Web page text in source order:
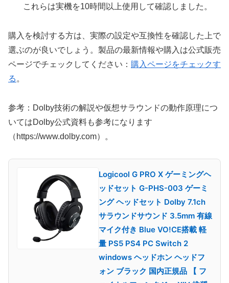
これらは実機を10時間以上使用して確認しました。
購入を検討する方は、実際の設定や互換性を確認した上で
選ぶのが良いでしょう。製品の最新情報や購入は公式販売
ページでチェックしてください： 購入ページをチェックす
る 。
参考：Dolby技術の解説や仮想サラウンドの動作原理につ
いてはDolby公式資料も参考になります
（https://www.dolby.com）。
Logicool G PRO X ゲーミングヘ
ッドセット G-PHS-003 ゲーミ
ング ヘッドセット Dolby 7.1ch
サラウンドサウンド 3.5mm 有線
マイク付き Blue VO!CE搭載 軽
量 PS5 PS4 PC Switch 2
windows ヘッドホン ヘッドフ
ォン ブラック 国内正規品 【 フ